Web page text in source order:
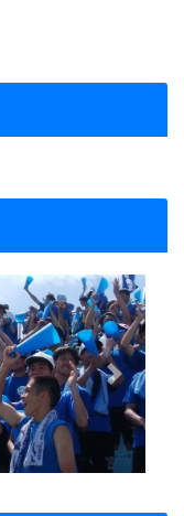
Next